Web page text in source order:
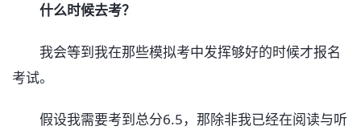
什么时候去考？
我会等到我在那些模拟考中发挥够好的时候才报名
考试。
假设我需要考到总分6.5，那除非我已经在阅读与听